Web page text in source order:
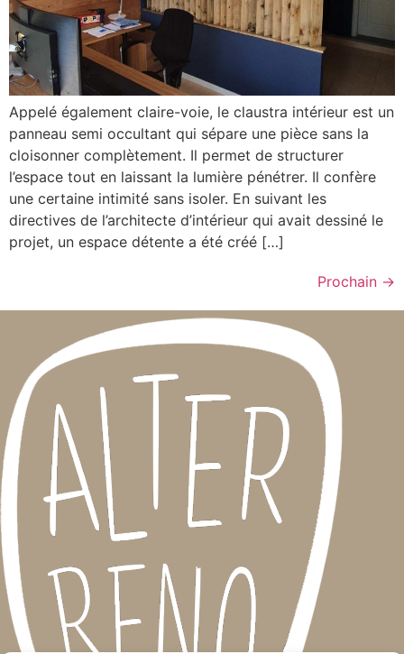
Appelé également claire-voie, le claustra intérieur est un
panneau semi occultant qui sépare une pièce sans la
cloisonner complètement. Il permet de structurer
l’espace tout en laissant la lumière pénétrer. Il confère
une certaine intimité sans isoler. En suivant les
directives de l’architecte d’intérieur qui avait dessiné le
projet, un espace détente a été créé […]
Prochain →